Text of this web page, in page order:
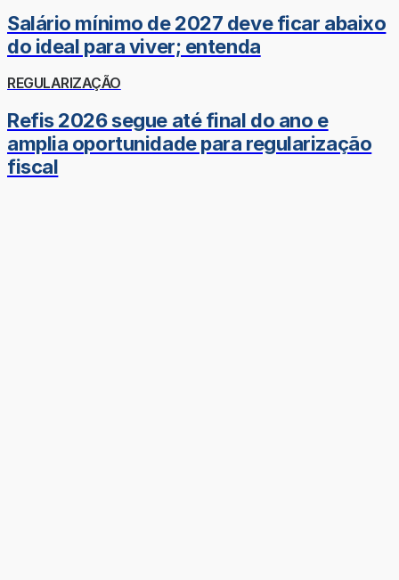
Salário mínimo de 2027 deve ficar abaixo
do ideal para viver; entenda
REGULARIZAÇÃO
Refis 2026 segue até final do ano e
amplia oportunidade para regularização
fiscal